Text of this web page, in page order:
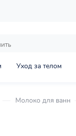
Уход за телом
Молоко для ванн